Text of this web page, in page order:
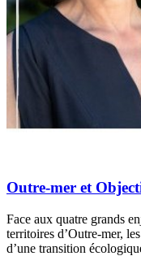
Outre-mer et
Face aux quatre grands
territoires d’Outre-mer,
d’une transition